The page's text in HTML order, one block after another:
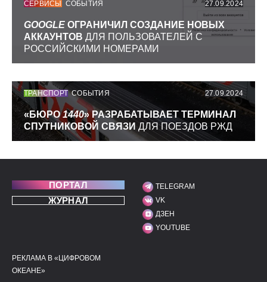
СЕРВИСЫ СОБЫТИЯ 27.09.2024
GOOGLE ОГРАНИЧИЛ СОЗДАНИЕ НОВЫХ
АККАУНТОВ ДЛЯ ПОЛЬЗОВАТЕЛЕЙ С
РОССИЙСКИМИ НОМЕРАМИ
ТРАНСПОРТ СОБЫТИЯ 27.09.2024
«БЮРО1440» РАЗРАБАТЫВАЕТ ТЕРМИНАЛ
СПУТНИКОВОЙ СВЯЗИ ДЛЯ ПОЕЗДОВ РЖД
ПОРТАЛ
ЖУРНАЛ
МЫ В СОЦИАЛЬНЫХ
TELEGRAM
VK
ДЗЕН
YOUTUBE
ПОЛЕЗНЫЕ ССЫЛКИ
РЕКЛАМА В «ЦИФРОВОМ
ОКЕАНЕ»